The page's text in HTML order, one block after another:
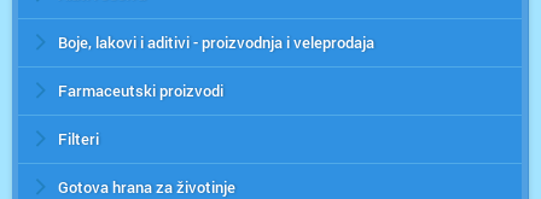
Boje, lakovi i aditivi - proizvodnja i veleprodaja
Farmaceutski proizvodi
Filteri
Gotova hrana za životinje